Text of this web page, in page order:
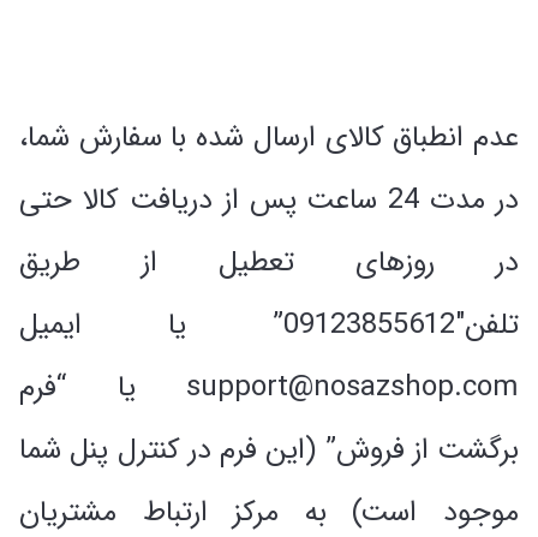
عدم انطباق کالای ارسال شده با سفارش شما،
در مدت 24 ساعت پس از دریافت کالا حتی
در روزهای تعطیل از طریق
تلفن"09123855612” یا ایمیل
support@nosazshop.com یا “فرم
برگشت از فروش” (این فرم در کنترل پنل شما
موجود است) به مرکز ارتباط مشتریان